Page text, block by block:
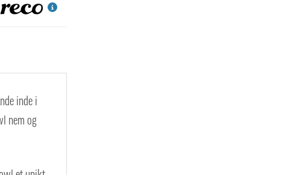
inde i
nem og